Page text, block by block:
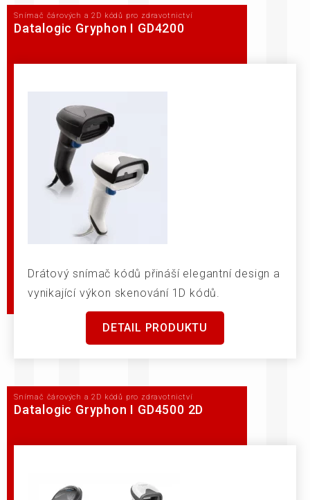
Snímač čárových a 2D kódů pro zdravotnictví
Datalogic Gryphon I GD4200
Drátový snímač kódů přináší elegantní design a
vynikající výkon skenování 1D kódů.
DETAIL PRODUKTU
Snímač čárových a 2D kódů pro zdravotnictví
Datalogic Gryphon I GD4500 2D